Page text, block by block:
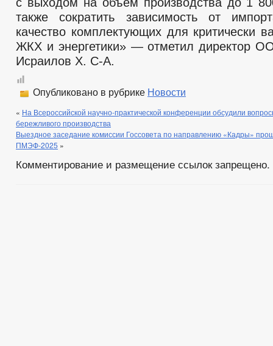
также сократить зависимость от
качество комплектующих для критически
ЖКХ и энергетики» — отметил директор
Исраилов Х. С-А.
Опубликовано в рубрике Новости
« На Всероссийской научно-практической конференции обсудили
бережливого производства
Выездное заседание комиссии Госсовета по направлению «Кадры»
ПМЭФ-2025 »
Комментирование и размещение ссылок запрещено.